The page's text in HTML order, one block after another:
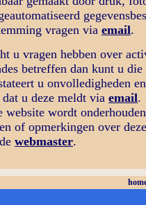
vragen via email.
u vragen hebben over
betreffen dan kunt u
u onvolledigheden
u deze meldt via email.
website wordt
of opmerkingen over
webmaster.